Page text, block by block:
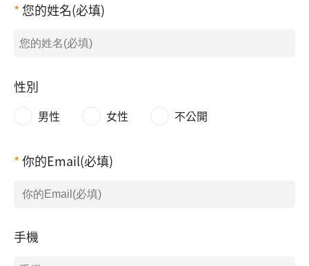
您的姓名(必填)
性別
男性 女性 不公開
你的Email(必填)
手機